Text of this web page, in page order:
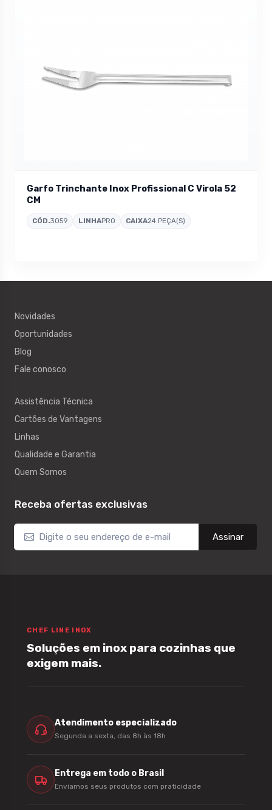
Garfo Trinchante Inox Profissional C Virola 52
CM
CÓD.3059 LINHAPRO CAIXA24 PEÇA(S)
Novidades
Oportunidades
Blog
Fale conosco
Assistência Técnica
Cartões de Vantagens
Linhas
Qualidade e Garantia
Quem Somos
Receba ofertas exclusivas
Assinar
CHEF LINE INOX
Soluções em inox para cozinhas que
exigem mais.
Atendimento especializado
Segunda a sexta, das 8h às 18h
Entrega em todo o Brasil
Enviamos seus produtos com praticidade